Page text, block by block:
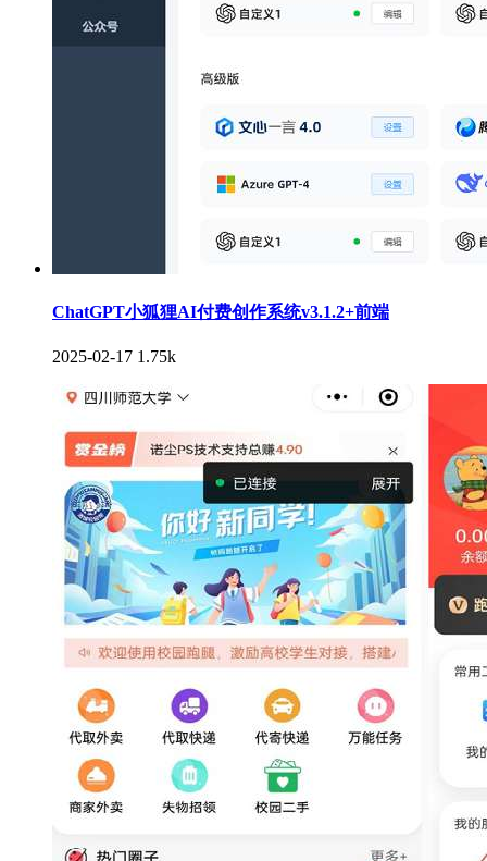
ChatGPT小狐狸AI付费创作系统v3.1.2+前端
2025-02-17 1.75k